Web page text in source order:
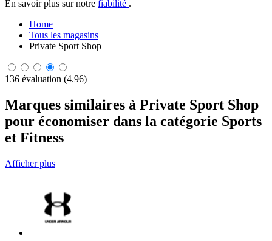
En savoir plus sur notre fiabilité .
Home
Tous les magasins
Private Sport Shop
136 évaluation (4.96)
Marques similaires à Private Sport Shop
pour économiser dans la catégorie Sports
et Fitness
Afficher plus